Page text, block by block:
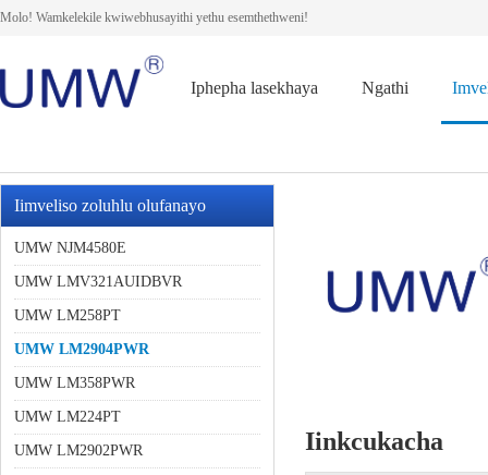
Molo! Wamkelekile kwiwebhusayithi yethu esemthethweni!
Iphepha lasekhaya Ngathi
Iimveliso zoluhlu olufanayo
UMW NJM4580E
UMW LMV321AUIDBVR
UMW LM258PT
UMW LM2904PWR
UMW LM358PWR
UMW LM224PT
UMW LM2902PWR Iinkcukacha